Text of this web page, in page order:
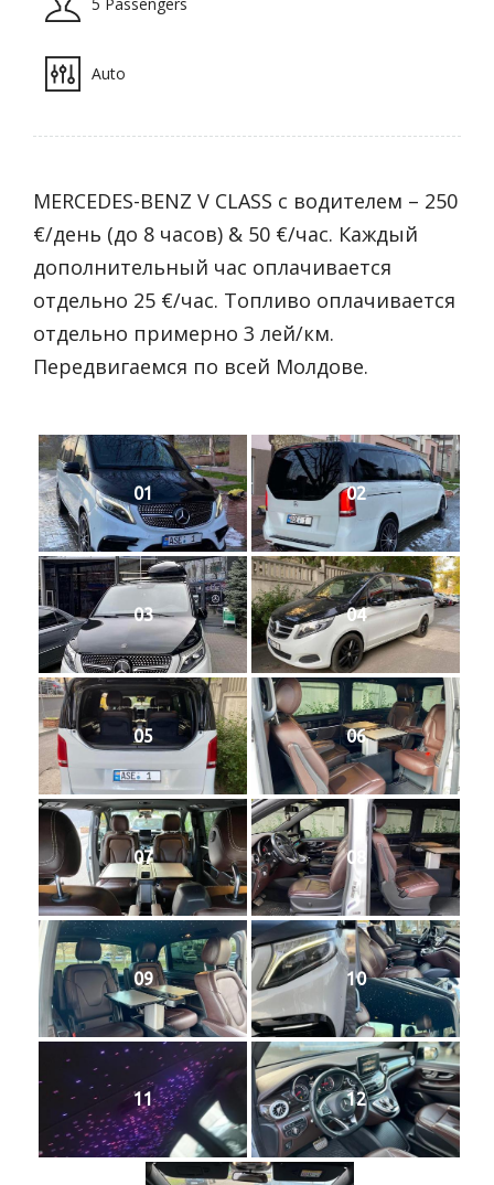
Auto
MERCEDES-BENZ V CLASS с водителем – 250
€/день (до 8 часов) & 50 €/час. Каждый
дополнительный час оплачивается
отдельно 25 €/час. Топливо оплачивается
отдельно примерно 3 лей/км.
Передвигаемся по всей Молдове.
01 02
03 04
05 06
07 08
09 10
11 12